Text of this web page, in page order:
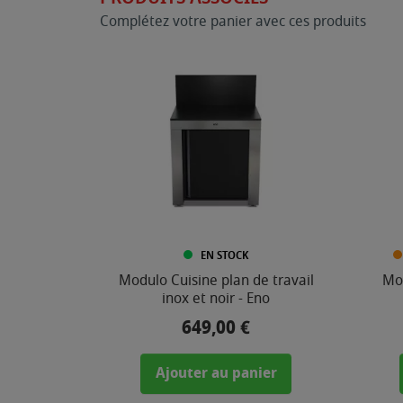
Complétez votre panier avec ces produits
EN STOCK
Modulo Cuisine plan de travail
inox et noir - Eno
Prix
649,00 €
Ajouter au panier